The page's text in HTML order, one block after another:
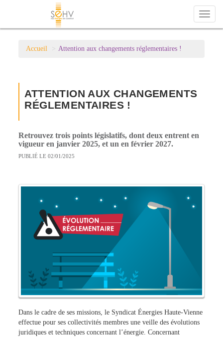
Toggle
Accueil Attention aux changements réglementaires !
ATTENTION AUX CHANGEMENTS
RÉGLEMENTAIRES !
Retrouvez trois points législatifs, dont deux entrent en
vigueur en janvier 2025, et un en février 2027.
PUBLIÉ LE 02/01/2025
Dans le cadre de ses missions, le Syndicat Énergies Haute-Vienne
effectue pour ses collectivités membres une veille des évolutions
juridiques et techniques concernant l’énergie. Concernant